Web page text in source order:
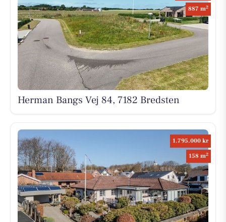
887 m2
Herman Bangs Vej 84, 7182 Bredsten
1.795.000 kr
158 m2